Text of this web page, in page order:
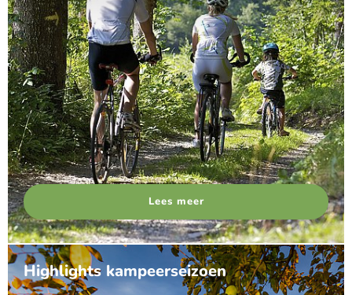
Lees meer
Highlights kampeerseizoen